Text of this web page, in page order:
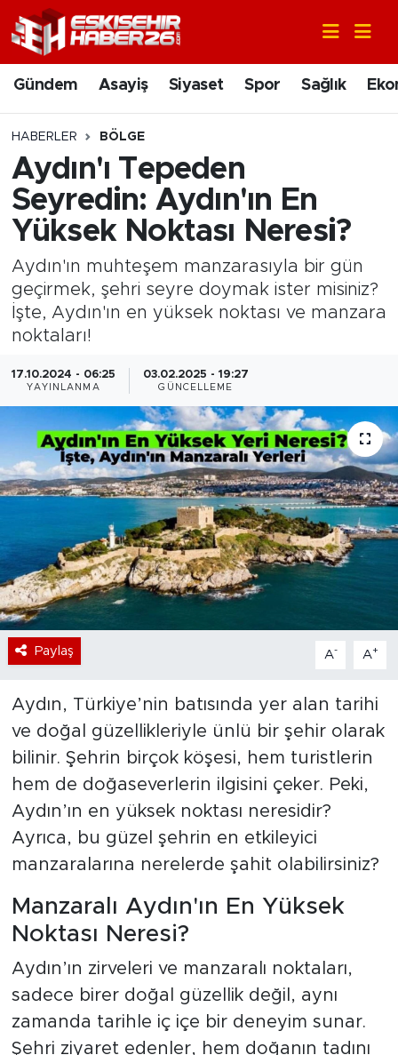
Gündem Asayiş Siyaset Spor Sağlık
HABERLER BÖLGE
Aydın'ı Tepeden
Seyredin: Aydın'ın En
Yüksek Noktası Neresi?
Aydın'ın muhteşem manzarasıyla bir gün
geçirmek, şehri seyre doymak ister misiniz?
İşte, Aydın'ın en yüksek noktası ve manzara
noktaları!
17.10.2024 - 06:25
YAYINLANMA
03.02.2025 - 19:27
GÜNCELLEME
Paylaş A- A+
Aydın, Türkiye’nin batısında yer alan tarihi
ve doğal güzellikleriyle ünlü bir şehir olarak
bilinir. Şehrin birçok köşesi, hem turistlerin
hem de doğaseverlerin ilgisini çeker. Peki,
Aydın’ın en yüksek noktası neresidir?
Ayrıca, bu güzel şehrin en etkileyici
manzaralarına nerelerde şahit olabilirsiniz?
Manzaralı Aydın'ın En Yüksek
Noktası Neresi?
Aydın’ın zirveleri ve manzaralı noktaları,
sadece birer doğal güzellik değil, aynı
zamanda tarihle iç içe bir deneyim sunar.
Şehri ziyaret edenler, hem doğanın tadını
Gündem
Asayiş
Siyaset
Spor
Ekonomi
Eğitim
Sanat
Bölge
Teknoloji
Magazin
Dünya
Sektör
Nöbetçi Eczaneler
Hava Durumu
Trafik Durumu
Süper Lig Puan Durumu ve Fikstür
Son Dakika Haberleri
Haber Arşivi